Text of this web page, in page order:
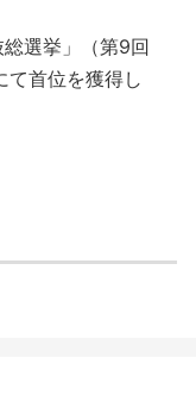
選挙」（第9回
て首位を獲得し